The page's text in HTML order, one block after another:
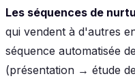
Les séquences de
qui vendent à d'autres
séquence automatisée
(présentation → étude